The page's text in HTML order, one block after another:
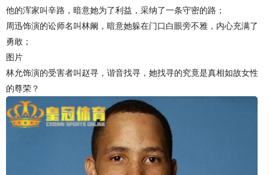
他的浑家叫辛路，暗意她为了利益，采纳了一条守密的路；
周迅饰演的讼师名叫林阚，暗意她躲在门口白眼旁不雅，内心充满了
勇敢；
图片
林允饰演的受害者叫赵寻，谐音找寻，她找寻的究竟是真相如故女性
的尊荣？